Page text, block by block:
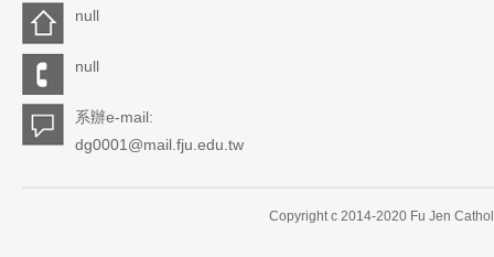
null
null
系辦e-mail:
dg0001@mail.fju.edu.tw
Copyright c 2014-2020 Fu Jen